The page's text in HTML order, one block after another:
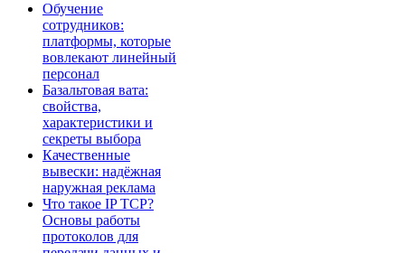
Обучение
сотрудников:
платформы, которые
вовлекают линейный
персонал
Базальтовая вата:
свойства,
характеристики и
секреты выбора
Качественные
вывески: надёжная
наружная реклама
Что такое IP TCP?
Основы работы
протоколов для